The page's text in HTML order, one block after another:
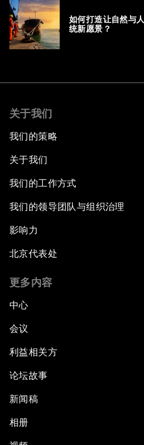
如何打造让自然与
统新愿景？
关于我们
我们的策略
关于我们
我们的工作方式
我们的领导团队与组织治理
影响力
北京代表处
更多内容
中心
会议
利益相关方
论坛故事
新闻稿
相册